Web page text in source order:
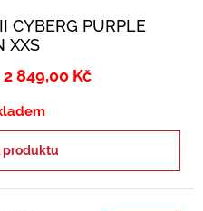
CYBERG PURPLE
XXS
2 849,00 Kč
produktu